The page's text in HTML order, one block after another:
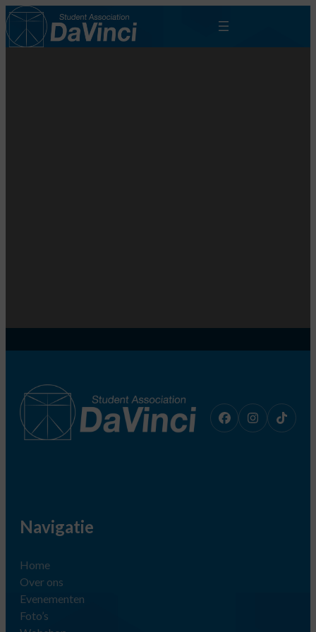
Navigatie
Home
Over ons
Evenementen
Foto’s